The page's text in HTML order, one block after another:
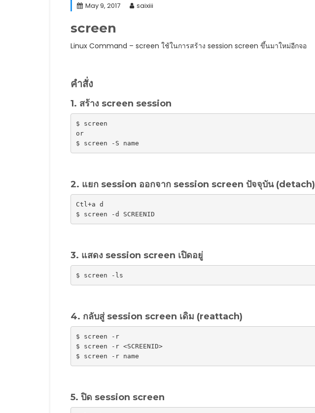
May 9, 2017 saixiii
screen
Linux Command – screen ใช้ในการสร้าง session screen ขึ้นมาใหม่อีกจอ
คำสั่ง
1. สร้าง screen session
$ screen
or
$ screen -S name
2. แยก session ออกจาก session screen ปัจจุบัน (detach)
Ctl+a d
$ screen -d SCREENID
3. แสดง session screen เปิดอยู่
$ screen -ls
4. กลับสู่ session screen เดิม (reattach)
$ screen -r
$ screen -r <SCREENID>
$ screen -r name
5. ปิด session screen